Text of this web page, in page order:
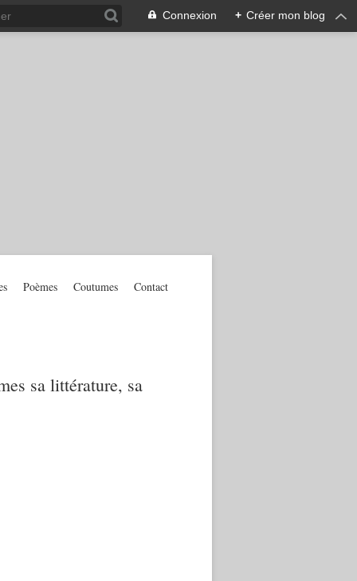
Connexion + Créer mon blog
sa littérature, sa
Poèmes Coutumes Contact